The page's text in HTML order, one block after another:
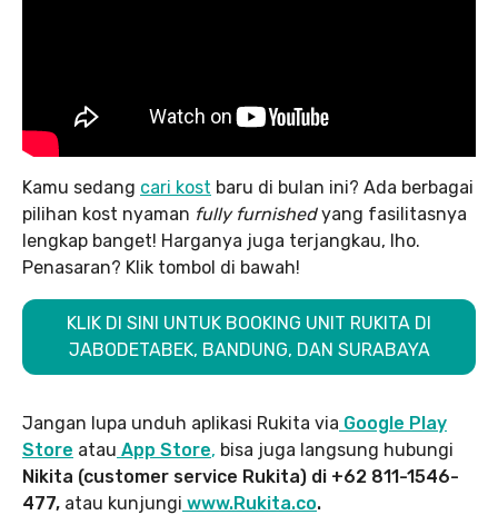
Kamu sedang cari kost baru di bulan ini? Ada berbagai
pilihan kost nyaman fully furnishedyang fasilitasnya
lengkap banget! Harganya juga terjangkau, lho.
Penasaran? Klik tombol di bawah!
KLIK DI SINI UNTUK BOOKING UNIT RUKITA DI
JABODETABEK, BANDUNG, DAN SURABAYA
Jangan lupa unduh aplikasi Rukita via Google Play
Store atau App Store, bisa juga langsung hubungi
Nikita (customer service Rukita) di +62 811-1546-
477, atau kunjungi www.Rukita.co.